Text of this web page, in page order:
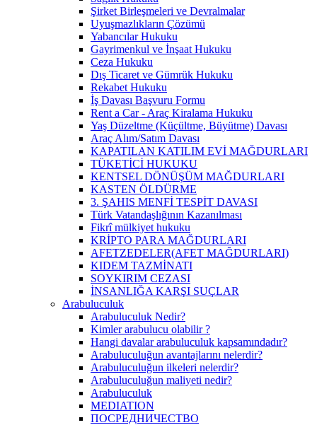
Şirket Birleşmeleri ve Devralmalar
Uyuşmazlıkların Çözümü
Yabancılar Hukuku
Gayrimenkul ve İnşaat Hukuku
Ceza Hukuku
Dış Ticaret ve Gümrük Hukuku
Rekabet Hukuku
İş Davası Başvuru Formu
Rent a Car - Araç Kiralama Hukuku
Yaş Düzeltme (Küçültme, Büyütme) Davası
Araç Alım/Satım Davası
KAPATILAN KATILIM EVİ MAĞDURLARI
TÜKETİCİ HUKUKU
KENTSEL DÖNÜŞÜM MAĞDURLARI
KASTEN ÖLDÜRME
3. ŞAHIS MENFİ TESPİT DAVASI
Türk Vatandaşlığının Kazanılması
Fikrî mülkiyet hukuku
KRİPTO PARA MAĞDURLARI
AFETZEDELER(AFET MAĞDURLARI)
KIDEM TAZMİNATI
SOYKIRIM CEZASI
İNSANLIĞA KARŞI SUÇLAR
Arabuluculuk
Arabuluculuk Nedir?
Kimler arabulucu olabilir ?
Hangi davalar arabuluculuk kapsamındadır?
Arabuluculuğun avantajlarını nelerdir?
Arabuluculuğun ilkeleri nelerdir?
Arabuluculuğun maliyeti nedir?
Arabuluculuk
MEDIATION
ПОСРЕДНИЧЕСТВО